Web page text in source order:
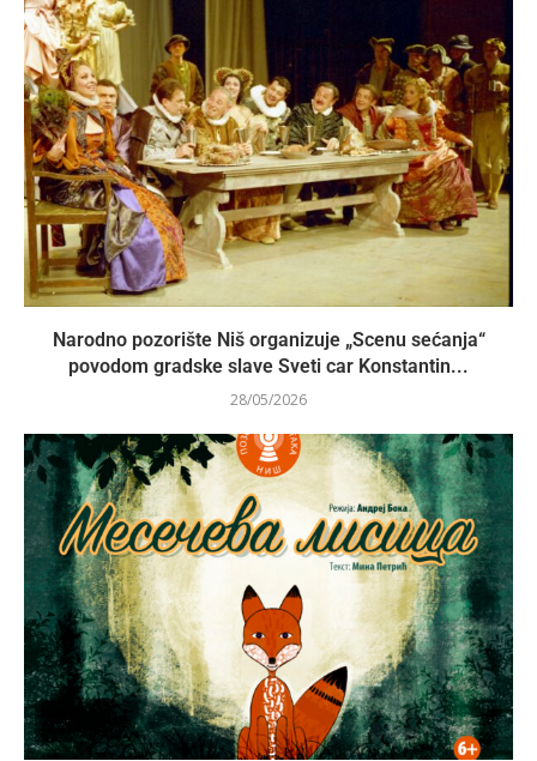
Narodno pozorište Niš organizuje „Scenu sećanja“
povodom gradske slave Sveti car Konstantin...
28/05/2026